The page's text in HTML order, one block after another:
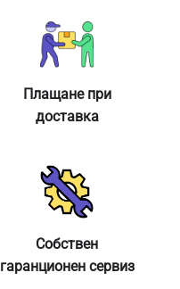
Плащане при
доставка
Собствен
гаранционен сервиз